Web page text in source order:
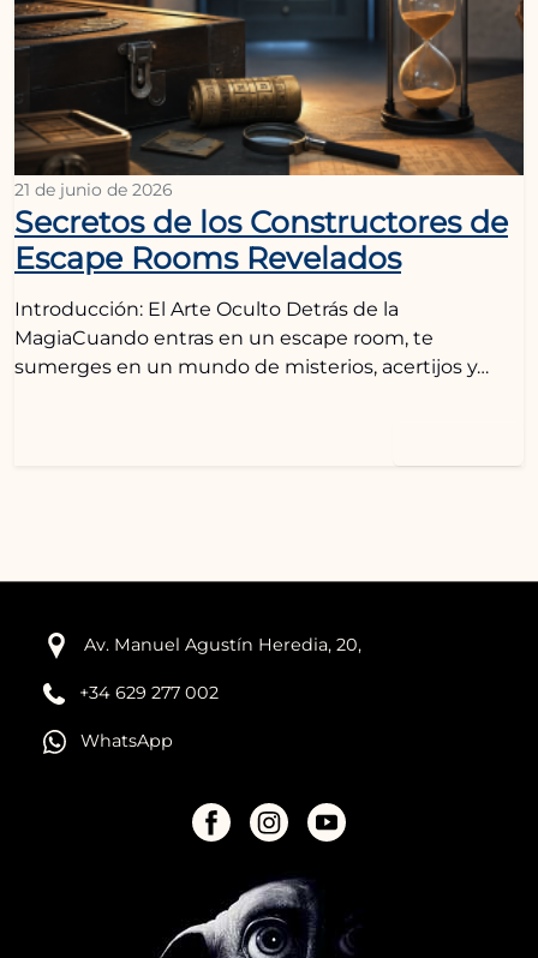
21 de junio de 2026
Secretos de los Constructores de
Escape Rooms Revelados
Introducción: El Arte Oculto Detrás de la
MagiaCuando entras en un escape room, te
sumerges en un mundo de misterios, acertijos y…
Av. Manuel Agustín Heredia, 20,
+34 629 277 002
WhatsApp